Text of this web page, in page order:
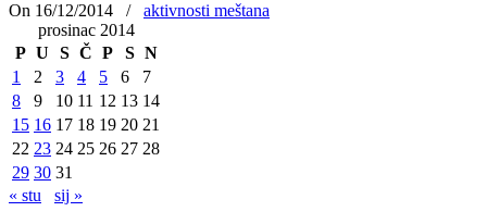
On 16/12/2014
/
aktivnosti meštana
prosinac 2014
P U S Č P S N
1
2 3 4 5 6
7
8
9 10 11 12 13 14
15 16 17 18 19 20 21
22 23 24 25 26 27 28
29 30 31
« stu
sij »